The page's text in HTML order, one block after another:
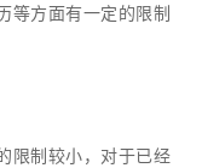
等方面有一定的限制
限制较小，对于已经